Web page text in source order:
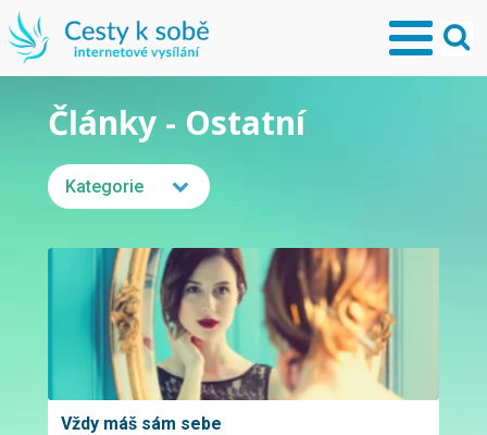
Články - Ostatní
Kategorie
Vždy máš sám sebe